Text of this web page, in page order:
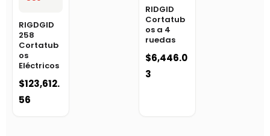
RIGDGID
258
Cortatub
os
Eléctricos
$123,612.
56
RIDGID
Cortatub
os a 4
ruedas
$6,446.0
3